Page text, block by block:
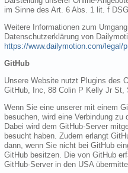
im Sinne des Art. 6 Abs. 1 lit. f
Weitere Informationen zum
Datenschutzerklärung von
https://www.dailymotion.com/legal/
GitHub
Unsere Website nutzt Plugins des
GitHub, Inc, 88 Colin P Kelly Jr St,
Wenn Sie eine unserer mit einem
besuchen, wird eine Verbindung zu
Dabei wird dem GitHub-Server
besucht haben. Zudem erlangt
dann, wenn Sie nicht bei GitHub
GitHub besitzen. Die von GitHub
GitHub-Server in den USA